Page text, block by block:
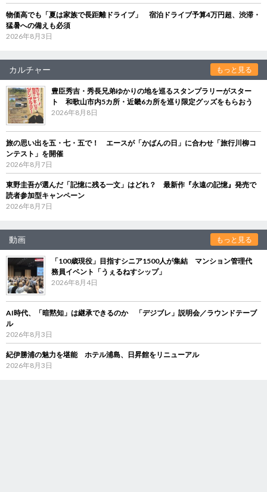
物価高でも「夏は家族で長距離ドライブ」 宿泊ドライブ予算4万円超、渋滞・
猛暑への備えも必須
2026年8月3日
カルチャー もっと見る
豊臣秀吉・秀長兄弟ゆかりの地を巡るスタンプラリーがスター
ト 和歌山市内5カ所・近畿6カ所を巡り限定グッズをもらおう
2026年8月8日
旅の思い出を五・七・五で！ エースが「かばんの日」に合わせ「旅行川柳コ
ンテスト」を開催
2026年8月7日
東野圭吾が選んだ「記憶に残る一文」はどれ？ 最新作『永遠の記憶』発売で
読者参加型キャンペーン
2026年8月7日
動画 もっと見る
「100歳現役」目指すシニア1500人が集結 マンション管理代
務員イベント「うぇるねすシップ」
2026年8月4日
AI時代、「暗黙知」は継承できるのか 「デジブレ」説明会／ラウンドテーブ
ル
2026年8月3日
紀伊勝浦の魅力を堪能 ホテル浦島、日昇館をリニューアル
2026年8月3日